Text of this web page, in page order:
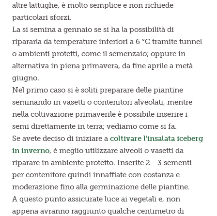
altre lattughe, è molto semplice e non richiede
particolari sforzi.
La si semina a gennaio se si ha la possibilità di
ripararla da temperature inferiori a 6 °C tramite tunnel
o ambienti protetti, come il semenzaio; oppure in
alternativa in piena primavera, da fine aprile a metà
giugno.
Nel primo caso si è soliti preparare delle piantine
seminando in vasetti o contenitori alveolati, mentre
nella coltivazione primaverile è possibile inserire i
semi direttamente in terra; vediamo come si fa.
Se avete deciso di iniziare a coltivare l’insalata iceberg
in inverno, è meglio utilizzare alveoli o vasetti da
riparare in ambiente protetto. Inserite 2 - 3 sementi
per contenitore quindi innaffiate con costanza e
moderazione fino alla germinazione delle piantine.
A questo punto assicurate luce ai vegetali e, non
appena avranno raggiunto qualche centimetro di